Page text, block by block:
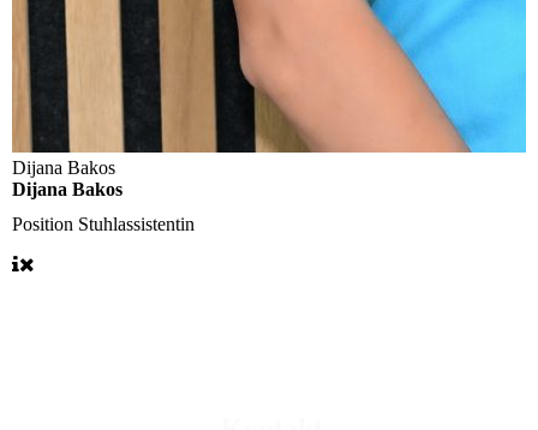
Dijana Bakos
Dijana Bakos
Position Stuhlassistentin